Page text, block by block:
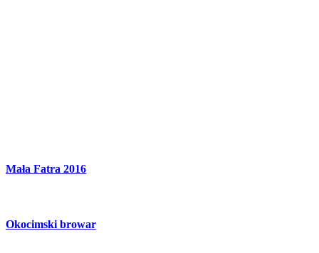
Mała Fatra 2016
Okocimski browar